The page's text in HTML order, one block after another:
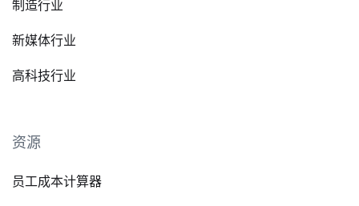
制造行业
新媒体行业
高科技行业
资源
员工成本计算器